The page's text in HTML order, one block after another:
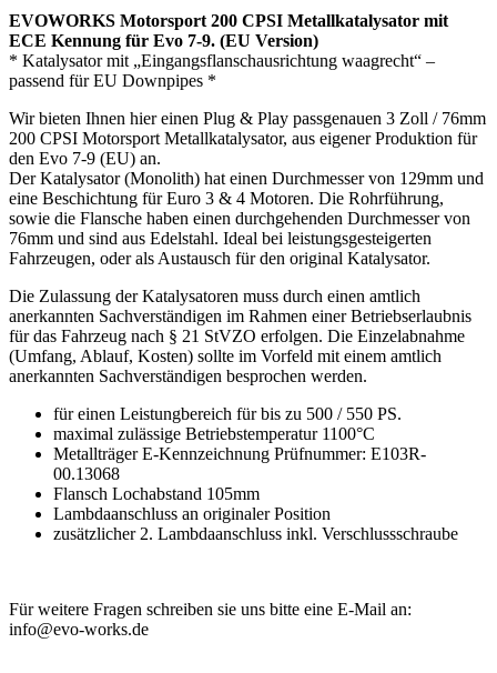
-
EVO
9
(EU)
Menge
EVOWORKS Motorsport 200 CPSI Metallkatalysator mit
ECE Kennung für Evo 7-9. (EU Version)
* Katalysator mit „Eingangsflanschausrichtung waagrecht“ –
passend für EU Downpipes *
Wir bieten Ihnen hier einen Plug & Play passgenauen 3 Zoll / 76mm
200 CPSI Motorsport Metallkatalysator, aus eigener Produktion für
den Evo 7-9 (EU) an.
Der Katalysator (Monolith) hat einen Durchmesser von 129mm und
eine Beschichtung für Euro 3 & 4 Motoren. Die Rohrführung,
sowie die Flansche haben einen durchgehenden Durchmesser von
76mm und sind aus Edelstahl. Ideal bei leistungsgesteigerten
Fahrzeugen, oder als Austausch für den original Katalysator.
Die Zulassung der Katalysatoren muss durch einen amtlich
anerkannten Sachverständigen im Rahmen einer Betriebserlaubnis
für das Fahrzeug nach § 21 StVZO erfolgen. Die Einzelabnahme
(Umfang, Ablauf, Kosten) sollte im Vorfeld mit einem amtlich
anerkannten Sachverständigen besprochen werden.
für einen Leistungbereich für bis zu 500 / 550 PS.
maximal zulässige Betriebstemperatur 1100°C
Metallträger E-Kennzeichnung Prüfnummer: E103R-
00.13068
Flansch Lochabstand 105mm
Lambdaanschluss an originaler Position
zusätzlicher 2. Lambdaanschluss inkl. Verschlussschraube
Für weitere Fragen schreiben sie uns bitte eine E-Mail an:
info@evo-works.de